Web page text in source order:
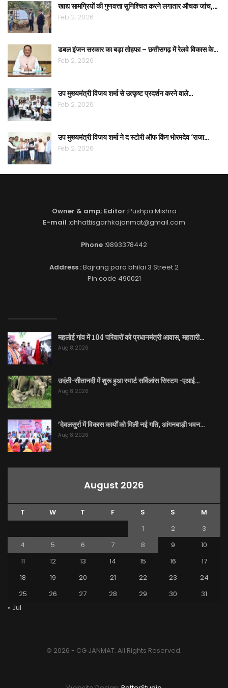
खाद्य सामग्रियों की गुणवत्ता सुनिश्चित करने लगातार औचक जांच,…
Feb 2, 2026
डबल इंजन सरकार का बड़ा तोहफा – छत्तीसगढ़ में रेलवे विकास के…
Feb 2, 2026
उप मुख्यमंत्री विजय शर्मा से उत्कृष्ट प्रदर्शन करने वाले…
Feb 2, 2026
उप मुख्यमंत्री विजय शर्मा ने द स्टोरी ऑफ किंग भोरमदेव ‘राजा…
Feb 2, 2026
Owner & amp; Editor :Pushpa Mishra
E-mail :chhattisgarhkajanmat@gmail.com
Phone :9893378442
Address :Bajrang para bhilai 3 Street 2
Pin code 490021
महलोई गांव में 104 परिवारों को प्रधानमंत्री आवास, महतारी…
Aug 8, 2026
उदंती-सीतानदी में शुरू हुआ स्मार्ट सर्विलांस सिस्टम -एआई…
Aug 8, 2026
’देवलसुर्रा में विकास कार्यों को मिली नई गति, आंगनबाड़ी भवन…
Aug 8, 2026
August 2026
T W T F S S
M
1
2
3
4
5 6 7 8 9
10
11
12 13 14 15 16
17
18
19 20 21 22 23
24
25
26 27 28 29 30
31
« Jul
© 2026 - CG JANMAT. All Rights Reserved.